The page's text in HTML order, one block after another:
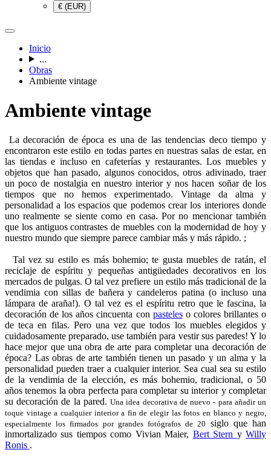
€ (EUR)
Inicio
...
Obras
Ambiente vintage
Ambiente vintage
encontraron este estilo en todas partes en nuestras salas de estar, en
las tiendas e incluso en cafeterías y restaurantes. Los muebles y
objetos que han pasado, algunos conocidos, otros adivinado, traer
un poco de nostalgia en nuestro interior y nos hacen soñar de los
tiempos que no hemos experimentado. Vintage da alma y
personalidad a los espacios que podemos crear los interiores donde
uno realmente se siente como en casa. Por no mencionar también
que los antiguos contrastes de muebles con la modernidad de hoy y
nuestro mundo que siempre parece cambiar más y más rápido. ;
Tal vez su estilo es más bohemio; te gusta muebles de ratán, el
reciclaje de espíritu y pequeñas antigüedades decorativos en los
mercados de pulgas. O tal vez prefiere un estilo más tradicional de la
vendimia con sillas de bañera y candeleros patina (o incluso una
lámpara de araña!). O tal vez es el espíritu retro que le fascina, la
decoración de los años cincuenta con pasteles o colores brillantes o
de teca en filas. Pero una vez que todos los muebles elegidos y
cuidadosamente preparado, use también para vestir sus paredes! Y lo
hace mejor que una obra de arte para completar una decoración de
época? Las obras de arte también tienen un pasado y un alma y la
personalidad pueden traer a cualquier interior. Sea cual sea su estilo
de la vendimia de la elección, es más bohemio, tradicional, o 50
años tenemos la obra perfecta para completar su interior y completar
su decoración de la pared. Una idea decorativa de nuevo - para añadir un
toque vintage a cualquier interior a fin de elegir las fotos en blanco y negro,
especialmente los firmados por grandes fotógrafos de 20 siglo que han
inmortalizado sus tiempos como Vivian Maier, Bert Stern yWilly
Ronis .